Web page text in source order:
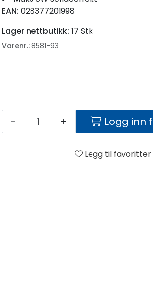
EAN: 028377201998
Lager nettbutikk: 17 Stk
Varenr.: 8581-93
- + Logg inn
Legg til favoritter